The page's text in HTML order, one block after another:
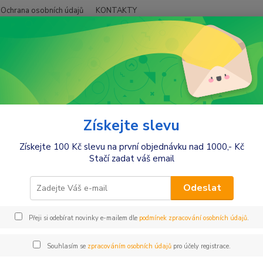
Ochrana osobních údajů KONTAKTY
pro maminky Legíny Legíny dlouhé Be MaaMaa
Těhotenské legíny -
Získejte slevu
Získejte 100 Kč slevu na první objednávku nad 1000,- Kč
Stačí zadat váš email
Odeslat
Přeji si odebírat novinky e-mailem dle podmínek zpracování osobních údajů.
Souhlasím se zpracováním osobních údajůpro účely registrace.